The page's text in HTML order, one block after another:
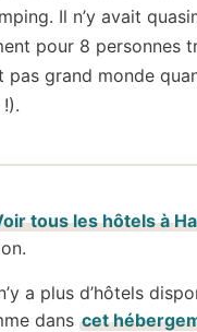
Il n’y avait
pour 8 personnes
pas grand monde
tous les hôtels à
n’y a plus d’hôtels
dans cet